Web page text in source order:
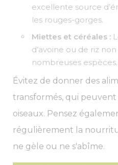
excellente source
les rouges-gorges.
Miettes et céréales :
d’avoine ou de riz
nombreuses espèces.
Évitez de donner des
transformés, qui
oiseaux. Pensez
régulièrement la
ne gèle ou ne s'abîme.